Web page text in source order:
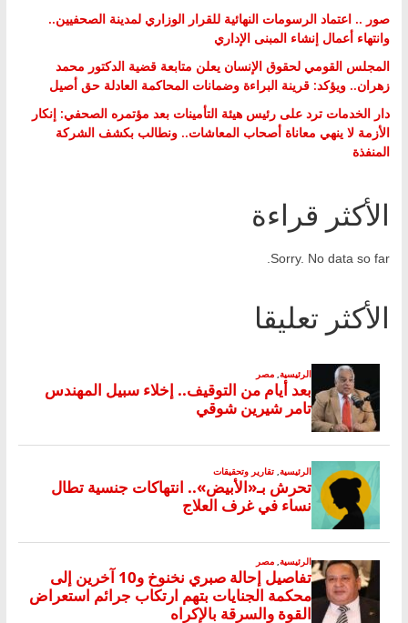
صور .. اعتماد الرسومات النهائية للقرار الوزاري لمدينة الصحفيين..
وانتهاء أعمال إنشاء المبنى الإداري
المجلس القومي لحقوق الإنسان يعلن متابعة قضية الدكتور محمد
زهران.. ويؤكد: قرينة البراءة وضمانات المحاكمة العادلة حق أصيل
دار الخدمات ترد على رئيس هيئة التأمينات بعد مؤتمره الصحفي: إنكار
الأزمة لا ينهي معاناة أصحاب المعاشات.. ونطالب بكشف الشركة
المنفذة
الأكثر قراءة
Sorry. No data so far.
الأكثر تعليقا